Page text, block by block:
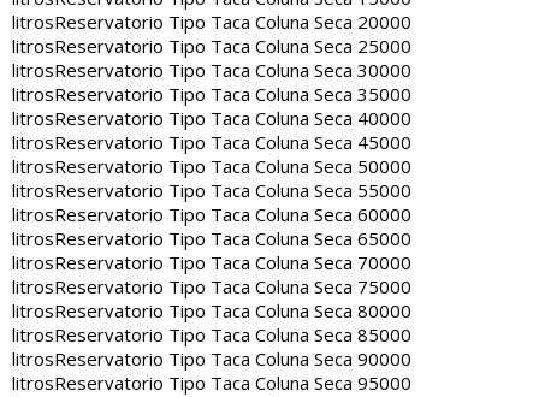
litrosReservatorio Tipo Taca Coluna Seca 20000
litrosReservatorio Tipo Taca Coluna Seca 25000
litrosReservatorio Tipo Taca Coluna Seca 30000
litrosReservatorio Tipo Taca Coluna Seca 35000
litrosReservatorio Tipo Taca Coluna Seca 40000
litrosReservatorio Tipo Taca Coluna Seca 45000
litrosReservatorio Tipo Taca Coluna Seca 50000
litrosReservatorio Tipo Taca Coluna Seca 55000
litrosReservatorio Tipo Taca Coluna Seca 60000
litrosReservatorio Tipo Taca Coluna Seca 65000
litrosReservatorio Tipo Taca Coluna Seca 70000
litrosReservatorio Tipo Taca Coluna Seca 75000
litrosReservatorio Tipo Taca Coluna Seca 80000
litrosReservatorio Tipo Taca Coluna Seca 85000
litrosReservatorio Tipo Taca Coluna Seca 90000
litrosReservatorio Tipo Taca Coluna Seca 95000